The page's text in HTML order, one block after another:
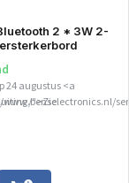
">Zie
2 * 3W 2-
24 augustus <a
www.benselectronics.nl/